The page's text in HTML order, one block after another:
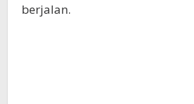
berjalan.